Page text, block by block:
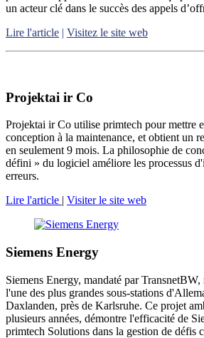
un acteur clé dans le succès des appels
Lire l'article | Visitez le site web
Projektai ir Co
Projektai ir Co utilise primtech pour mettre
conception à la maintenance, et obtient un
en seulement 9 mois. La philosophie de
défini » du logiciel améliore les processus
erreurs.
Lire l'article | Visiter le site web
Siemens Energy
Siemens Energy, mandaté par
l'une des plus grandes sous-stations
Daxlanden, près de Karlsruhe. Ce projet
plusieurs années, démontre l'efficacité de
primtech Solutions dans la gestion de défis